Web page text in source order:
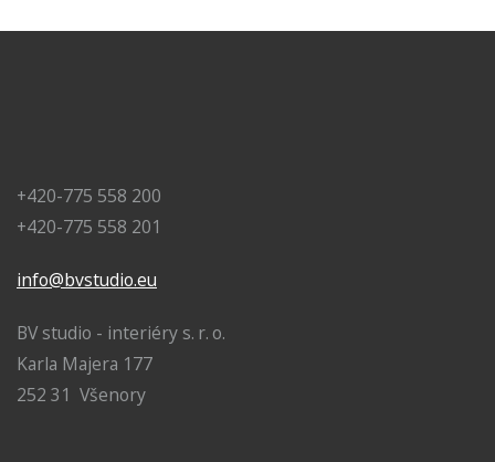
+420-775 558 200
+420-775 558 201
info@bvstudio.eu
BV studio - interiéry s. r. o.
Karla Majera 177
252 31 Všenory